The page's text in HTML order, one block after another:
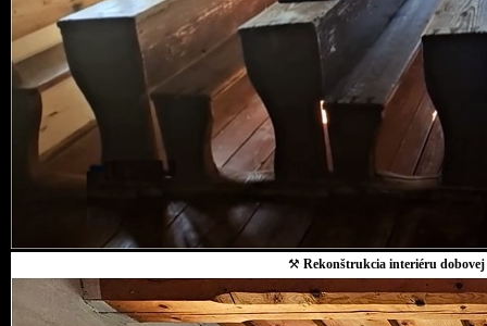
⚒ Rekonštrukcia interiéru